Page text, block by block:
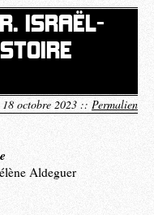
ISRAËL-
18 octobre 2023 ::Permalien
Aldeguer